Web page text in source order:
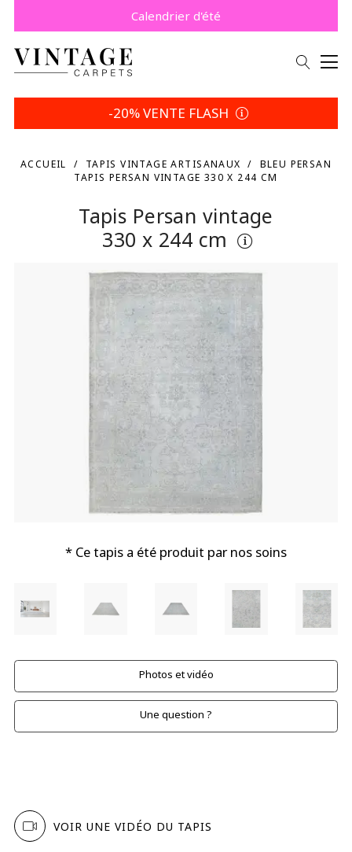
Promo -5% | Votre choix
Payez plus tard avec Klarna.
Calendrier d'été
-20% VENTE FLASH
ACCUEIL TAPIS VINTAGE ARTISANAUX
BLEU PERSAN
TAPIS PERSAN VINTAGE 330 X 244 CM
Tapis Persan vintage
330 x 244 cm
* Ce tapis a été produit par nos soins
Photos et vidéo
Une question ?
VOIR UNE VIDÉO DU TAPIS